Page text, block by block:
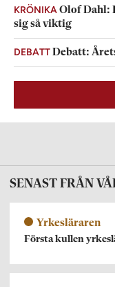
KRÖNIKA Olof Dahl:
sig så viktig
DEBATTDebatt:
SENAST FRÅN
Yrkesläraren
Första kullen